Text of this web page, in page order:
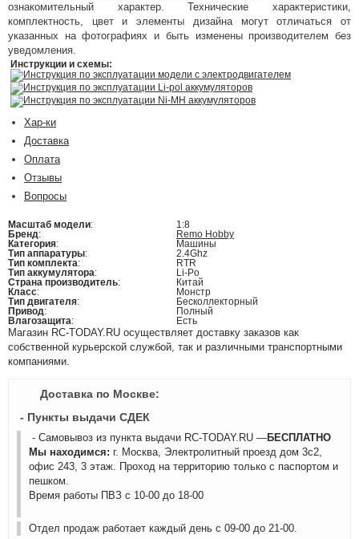
ознакомительный характер. Технические характеристики,
комплектность, цвет и элементы дизайна могут отличаться от
указанных на фотографиях и быть изменены производителем без
уведомления.
Инструкции и схемы:
Инструкция по эксплуатации модели с электродвигателем
Инструкция по эксплуатации Li-pol аккумуляторов
Инструкция по эксплуатации Ni-MH аккумуляторов
Хар-ки
Доставка
Оплата
Отзывы
Вопросы
Масштаб модели:
1:8
Бренд:
Remo Hobby
Категория:
Машины
Тип аппаратуры:
2.4Ghz
Тип комплекта:
RTR
Тип аккумулятора:
Li-Po
Страна производитель:
Китай
Класс:
Монстр
Тип двигателя:
Бесколлекторный
Привод:
Полный
Влагозащита: Есть
Магазин RC-TODAY.RU осуществляет доставку заказов как
собственной курьерской службой, так и различными транспортными
компаниями.
Доставка по Москве:
- Пункты выдачи СДЕК
- Самовывоз из пункта выдачи RC-TODAY.RU —БЕСПЛАТНО
Мы находимся: г. Москва, Электролитный проезд дом 3с2,
офис 243, 3 этаж. Проход на территорию только с паспортом и
пешком.
Время работы ПВЗ с 10-00 до 18-00
Отдел продаж работает каждый день с 09-00 до 21-00.